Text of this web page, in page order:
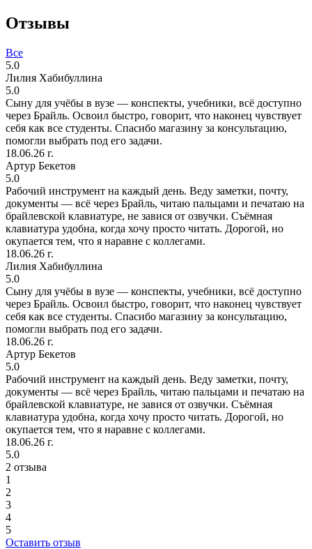
Отзывы
Все
5.0
Лилия Хабибуллина
5.0
Сыну для учёбы в вузе — конспекты, учебники, всё доступно
через Брайль. Освоил быстро, говорит, что наконец чувствует
себя как все студенты. Спасибо магазину за консультацию,
помогли выбрать под его задачи.
18.06.26 г.
Артур Бекетов
5.0
Рабочий инструмент на каждый день. Веду заметки, почту,
документы — всё через Брайль, читаю пальцами и печатаю на
брайлевской клавиатуре, не завися от озвучки. Съёмная
клавиатура удобна, когда хочу просто читать. Дорогой, но
окупается тем, что я наравне с коллегами.
18.06.26 г.
Лилия Хабибуллина
5.0
Сыну для учёбы в вузе — конспекты, учебники, всё доступно
через Брайль. Освоил быстро, говорит, что наконец чувствует
себя как все студенты. Спасибо магазину за консультацию,
помогли выбрать под его задачи.
18.06.26 г.
Артур Бекетов
5.0
Рабочий инструмент на каждый день. Веду заметки, почту,
документы — всё через Брайль, читаю пальцами и печатаю на
брайлевской клавиатуре, не завися от озвучки. Съёмная
клавиатура удобна, когда хочу просто читать. Дорогой, но
окупается тем, что я наравне с коллегами.
18.06.26 г.
5.0
2 отзыва
1
2
3
4
5
Оставить отзыв